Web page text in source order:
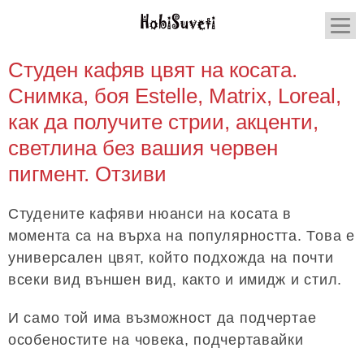
Студен кафяв цвят на косата.
Снимка, боя Estelle, Matrix, Loreal,
как да получите стрии, акценти,
светлина без вашия червен
пигмент. Отзиви
Студените кафяви нюанси на косата в
момента са на върха на популярността. Това е
универсален цвят, който подхожда на почти
всеки вид външен вид, както и имидж и стил.
И само той има възможност да подчертае
особеностите на човека, подчертавайки